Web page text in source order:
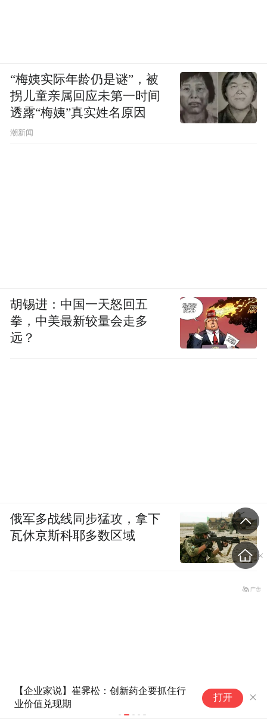
被美国恶心后，国产开源AI弄了
魔法：让外国用，但又不让外国
国
打开
“梅姨实际年龄仍是谜”，被
拐儿童亲属回应未第一时间
透露“梅姨”真实姓名原因
潮新闻
胡锡进：中国一天怒回五
拳，中美最新较量会走多
远？
俄军多战线同步猛攻，拿下
瓦休京斯科耶多数区域